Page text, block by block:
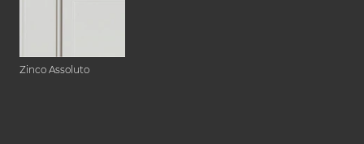
Zinco Assoluto